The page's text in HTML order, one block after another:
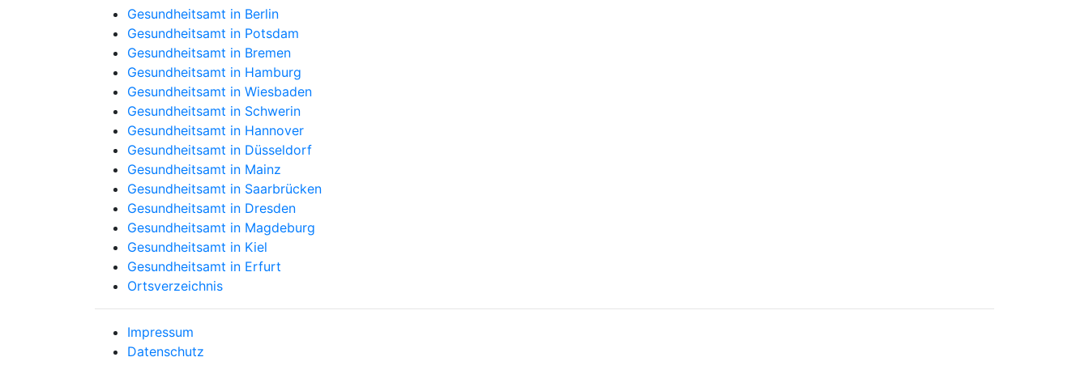
Gesundheitsamt in Berlin
Gesundheitsamt in Potsdam
Gesundheitsamt in Bremen
Gesundheitsamt in Hamburg
Gesundheitsamt in Wiesbaden
Gesundheitsamt in Schwerin
Gesundheitsamt in Hannover
Gesundheitsamt in Düsseldorf
Gesundheitsamt in Mainz
Gesundheitsamt in Saarbrücken
Gesundheitsamt in Dresden
Gesundheitsamt in Magdeburg
Gesundheitsamt in Kiel
Gesundheitsamt in Erfurt
Ortsverzeichnis
Impressum
Datenschutz